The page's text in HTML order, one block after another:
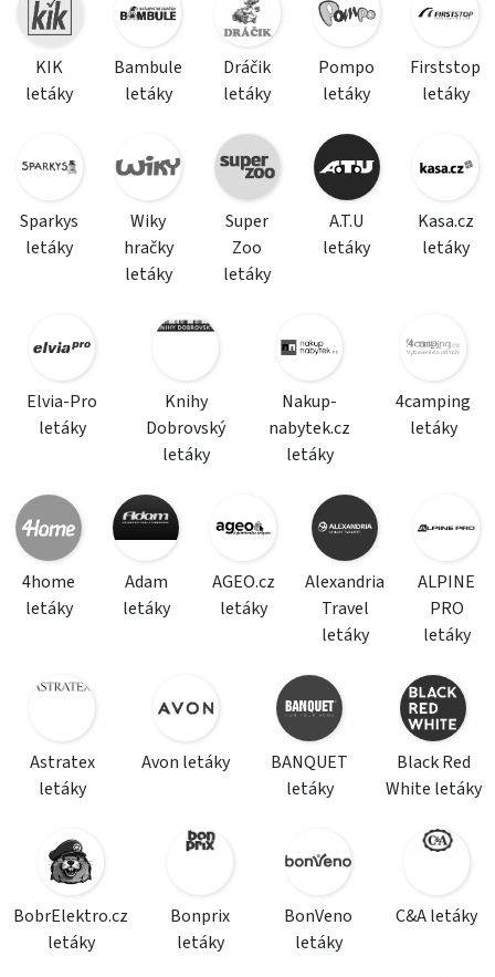
KIK
letáky
Bambule
letáky
Dráčik
letáky
Pompo
letáky
Firststop
letáky
Sparkys
letáky
Wiky
hračky
letáky
Super
Zoo
letáky
A.T.U
letáky
Kasa.cz
letáky
Elvia-Pro
letáky
Knihy
Dobrovský
letáky
Nakup-
nabytek.cz
letáky
4camping
letáky
4home
letáky
Adam
letáky
AGEO.cz
letáky
Alexandria
Travel
letáky
ALPINE
PRO
letáky
Astratex
letáky
Avon letáky
BANQUET
letáky
Black Red
White letáky
BobrElektro.cz
letáky
Bonprix
letáky
BonVeno
letáky
C&A letáky